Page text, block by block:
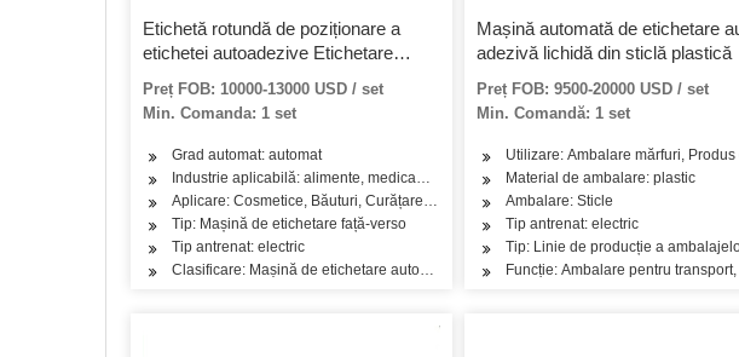
Etichetă rotundă de poziționare a
etichetei autoadezive Etichetare
Preț FOB: 10000-13000 USD / set
Min. Comanda: 1 set
Grad automat: automat
Industrie aplicabilă: alimente, medicamente și alte industrii
Aplicare: Cosmetice, Băuturi, Curățare, Detergent, Produse de îngrijire a pielii,
Tip: Mașină de etichetare față-verso
Tip antrenat: electric
Clasificare: Mașină de etichetare automată a sticlei rotunde verticale
Mașină automată de etichetare
adezivă lichidă din sticlă plastică
Preț FOB: 9500-20000 USD / set
Min. Comandă: 1 set
Utilizare: Ambalare mărfuri,
Material de ambalare: plastic
Ambalare: Sticle
Tip antrenat: electric
Tip: Linie de producție a
Funcție: Ambalare pentru